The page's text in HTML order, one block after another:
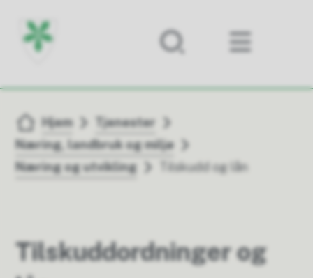
Forsiden
Du er her:
Hjem
Tjenester
Næring, landbruk og miljø
Næring og utvikling
Tilskudd og lån
Tilskuddordninger og